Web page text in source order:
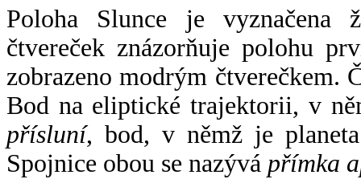
Poloha Slunce je vyznačena
čtvereček znázorňuje polohu
zobrazeno modrým čtverečkem.
Bod na eliptické trajektorii, v
přísluní, bod, v němž je
Spojnice obou se nazývá přímka